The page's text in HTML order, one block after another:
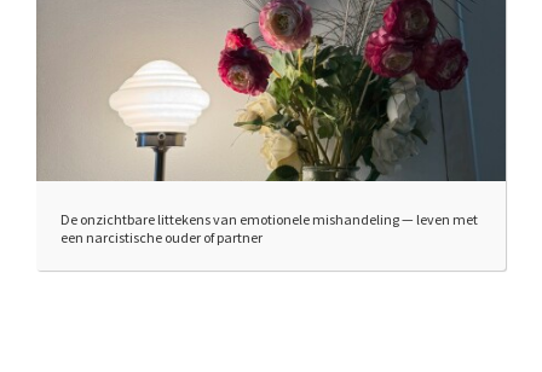
De onzichtbare littekens van emotionele mishandeling — leven met
een narcistische ouder of partner